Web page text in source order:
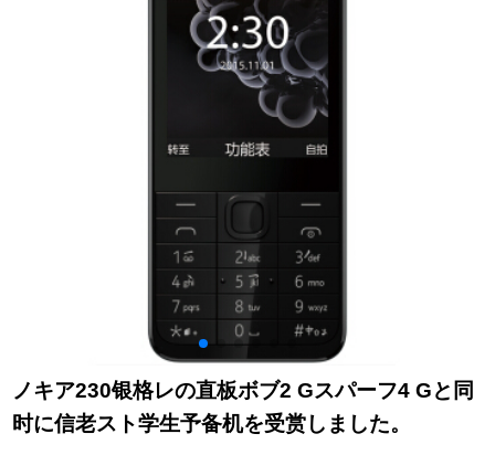
ノキア230银格レの直板ボブ2 Gスパーフ4 Gと同
时に信老スト学生予备机を受赏しました。